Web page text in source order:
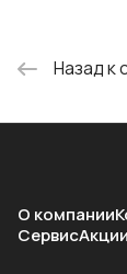
Назад к
О компании
СервисАкции